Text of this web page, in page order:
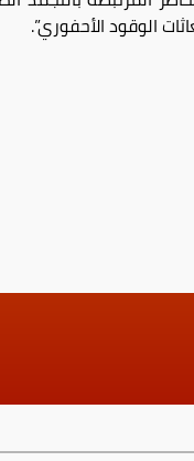
الوقود الأحفوري”.